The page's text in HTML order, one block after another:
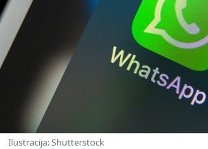
Ilustracija: Shutterstock